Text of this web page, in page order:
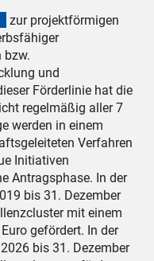
(interner Link)
zur projektförmigen
bzw.
und
Förderlinie hat die
regelmäßig aller 7
werden in einem
Verfahren
Initiativen
Antragsphase. In der
bis 31. Dezember
mit einem
gefördert. In der
bis 31. Dezember